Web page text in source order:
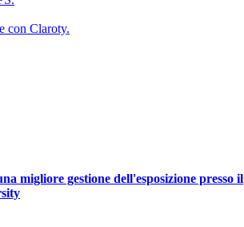
con Claroty.
migliore gestione dell'esposizione presso il